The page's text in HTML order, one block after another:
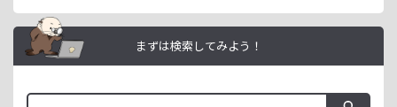
まずは検索してみよう！